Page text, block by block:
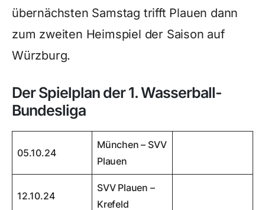
übernächsten Samstag trifft Plauen dann
zum zweiten Heimspiel der Saison auf
Würzburg.
Der Spielplan der 1. Wasserball-
Bundesliga
05.10.24
München – SVV
Plauen
12.10.24
SVV Plauen –
Krefeld